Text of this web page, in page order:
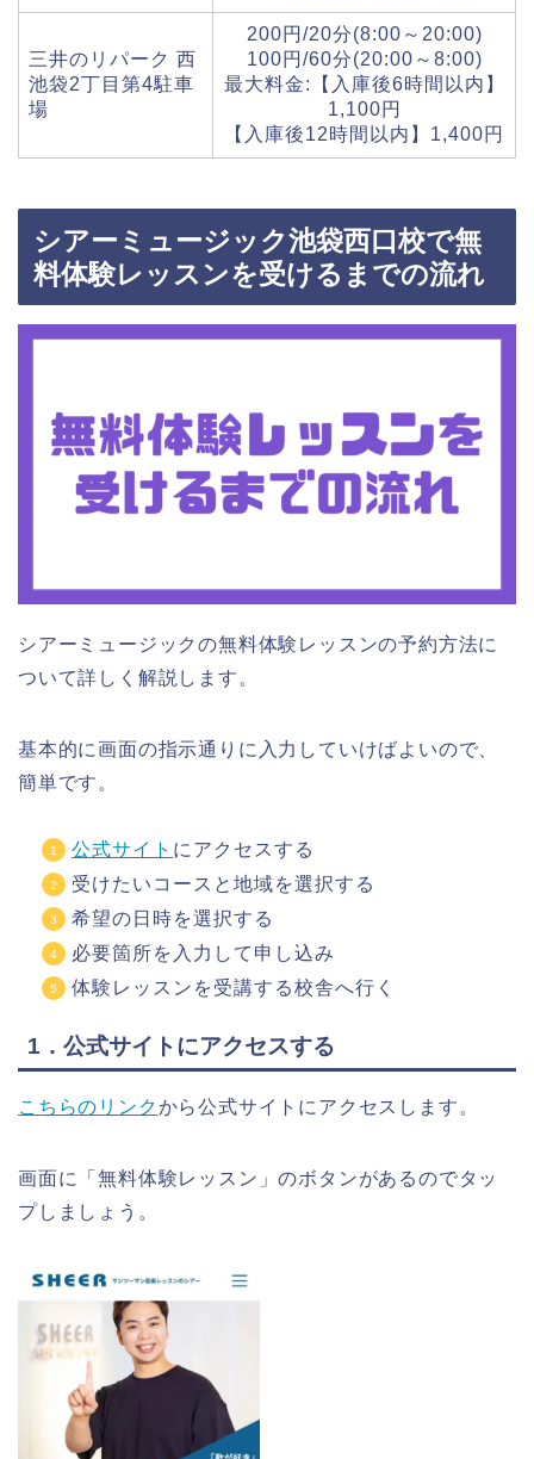
三井のリパーク 西
池袋2丁目第4駐車
場
200円/20分(8:00～20:00)
100円/60分(20:00～8:00)
最大料金:【入庫後6時間以内】
1,100円
【入庫後12時間以内】1,400円
シアーミュージック池袋西口校で無
料体験レッスンを受けるまでの流れ
シアーミュージックの無料体験レッスンの予約方法に
ついて詳しく解説します。
基本的に画面の指示通りに入力していけばよいので、
簡単です。
公式サイト にアクセスする
受けたいコースと地域を選択する
希望の日時を選択する
必要箇所を入力して申し込み
体験レッスンを受講する校舎へ行く
1．公式サイトにアクセスする
こちらのリンクから公式サイトにアクセスします。
画面に「無料体験レッスン」のボタンがあるのでタッ
プしましょう。